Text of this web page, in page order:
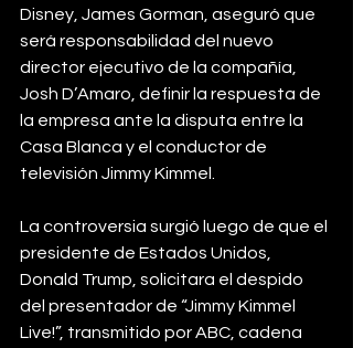
Disney, James Gorman, aseguró que
será responsabilidad del nuevo
director ejecutivo de la compañía,
Josh D’Amaro, definir la respuesta de
la empresa ante la disputa entre la
Casa Blanca y el conductor de
televisión Jimmy Kimmel.
La controversia surgió luego de que el
presidente de Estados Unidos,
Donald Trump, solicitara el despido
del presentador de “Jimmy Kimmel
Live!”, transmitido por ABC, cadena